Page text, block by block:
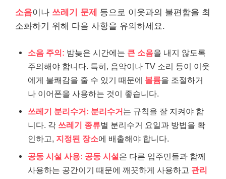
소음이나 쓰레기 문제
등으로 이웃과의 불편함을 최
소화하기 위해 다음 사항을 유의하세요.
소음 주의: 밤늦은 시간에는 큰 소음을 내지 않도록
주의해야 합니다. 특히, 음악이나 TV 소리 등이 이웃
에게 불쾌감을 줄 수 있기 때문에 볼륨을 조절하거
나 이어폰을 사용하는 것이 좋습니다.
쓰레기 분리수거: 분리수거는 규칙을 잘 지켜야 합
니다. 각 쓰레기 종류별 분리수거 요일과 방법을 확
인하고, 지정된 장소에 배출해야 합니다.
공동 시설 사용: 공동 시설은 다른 입주민들과 함께
사용하는 공간이기 때문에 깨끗하게 사용하고 관리